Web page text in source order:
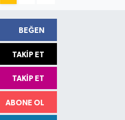
BEĞEN
TAKIP ET
TAKIP ET
ABONE OL